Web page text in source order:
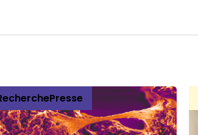
Presse